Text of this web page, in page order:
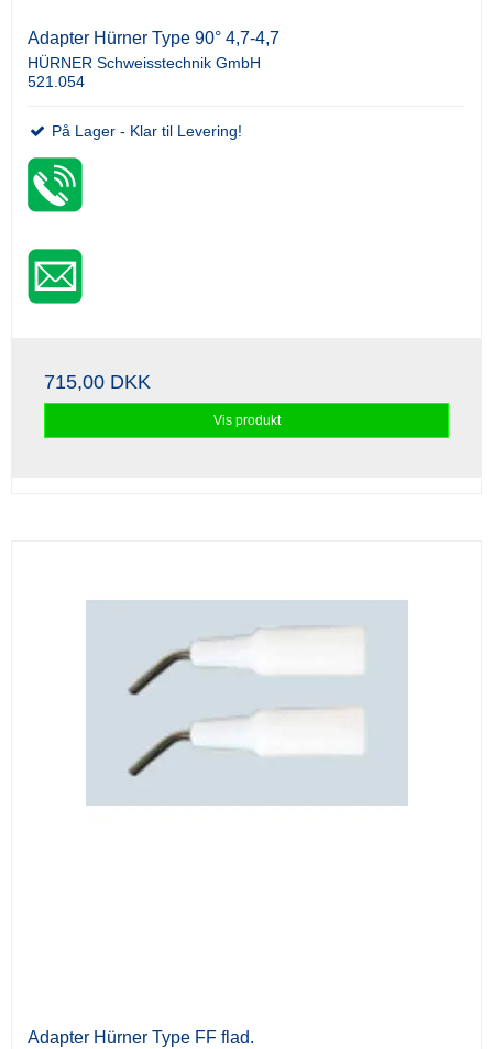
Adapter Hürner Type 90° 4,7-4,7
HÜRNER Schweisstechnik GmbH
521.054
På Lager - Klar til Levering!
715,00 DKK
Vis produkt
Adapter Hürner Type FF flad.